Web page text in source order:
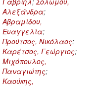
Αλεξάνδρα;
Αβραμίδου,
Ευαγγελία;
Προύτσος, Νικόλαος;
Καρέτσος, Γεώργιος;
Μιχόπουλος,
Παναγιώτης;
Καούκης,